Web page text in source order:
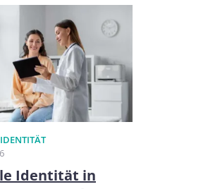
Identität in